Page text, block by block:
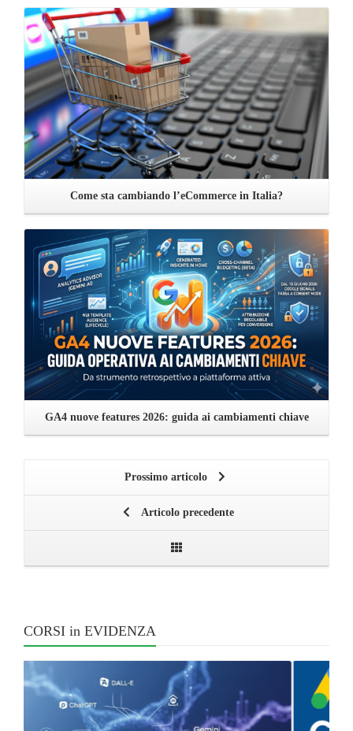
Come sta cambiando l’eCommerce in Italia?
GA4 nuove features 2026: guida ai cambiamenti chiave
Prossimo articolo
Articolo precedente
CORSI in EVIDENZA